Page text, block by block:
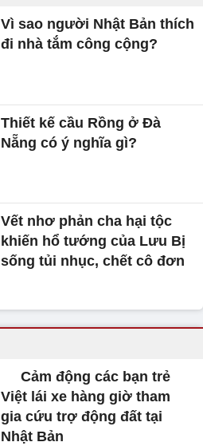
Vì sao người Nhật Bản thích
đi nhà tắm công cộng?
Thiết kế cầu Rồng ở Đà
Nẵng có ý nghĩa gì?
Vết nhơ phản cha hại tộc
khiến hổ tướng của Lưu Bị
sống tủi nhục, chết cô đơn
Cảm động các bạn trẻ
Việt lái xe hàng giờ tham
gia cứu trợ động đất tại
Nhật Bản